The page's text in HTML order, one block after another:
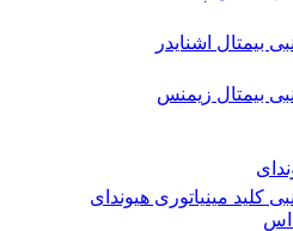
بیمتال اشنایدر
بیمتال زیمنس
کلید مینیاتوری هیوندای
اس